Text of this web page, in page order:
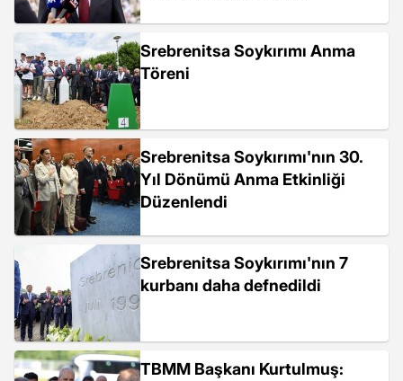
Srebrenitsa Soykırımı Anma
Töreni
Srebrenitsa Soykırımı'nın 30.
Yıl Dönümü Anma Etkinliği
Düzenlendi
Srebrenitsa Soykırımı'nın 7
kurbanı daha defnedildi
TBMM Başkanı Kurtulmuş: